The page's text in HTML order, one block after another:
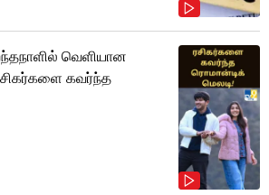
வெளியான
கவர்ந்த